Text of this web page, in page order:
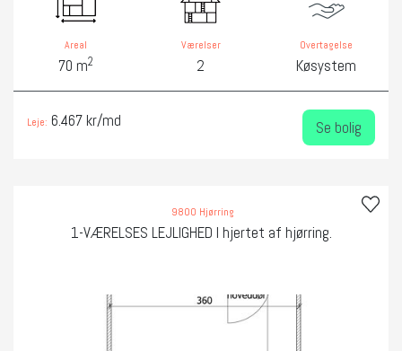
Areal
70 m2
Værelser
2
Overtagelse
Køsystem
Leje: 6.467 kr/md Se bolig
9800 Hjørring
1-VÆRELSES LEJLIGHED I hjertet af hjørring.